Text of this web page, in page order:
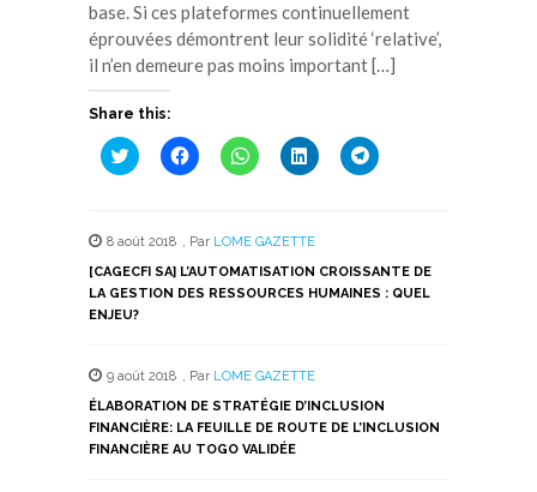
base. Si ces plateformes continuellement
éprouvées démontrent leur solidité ‘relative’,
il n’en demeure pas moins important […]
Share this:
Cliquez
pour
une
nouvelle
fenêtre)
Cliquez
pour
une
nouvelle
fenêtre)
Cliquez
pour
une
nouvelle
fenêtre)
Cliquez
pour
une
nouvelle
fenêtre)
Cliquez
pour
nouvelle
fenêtre)
8 août 2018 , Par LOME GAZETTE
[CAGECFI SA] L’AUTOMATISATION CROISSANTE DE
LA GESTION DES RESSOURCES HUMAINES : QUEL
ENJEU?
9 août 2018 , Par LOME GAZETTE
ÉLABORATION DE STRATÉGIE D’INCLUSION
FINANCIÈRE: LA FEUILLE DE ROUTE DE L’INCLUSION
FINANCIÈRE AU TOGO VALIDÉE